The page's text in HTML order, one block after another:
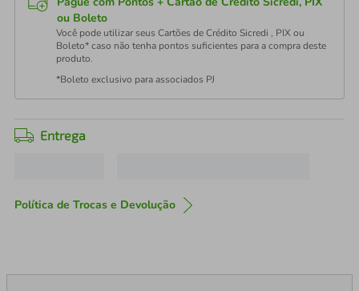
ou Boleto
Você pode utilizar seus Cartões de Crédito Sicredi , PIX ou
Boleto* caso não tenha pontos suficientes para a compra deste
produto.
*Boleto exclusivo para associados PJ
Entrega
Política de Trocas e Devolução